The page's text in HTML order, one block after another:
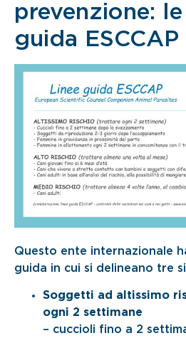
prevenzione:
guida ESCCAP
Questo ente internazionale
guida in cui si delineano tre
Soggetti ad altissimo
ogni 2 settimane
– cuccioli fino a 2